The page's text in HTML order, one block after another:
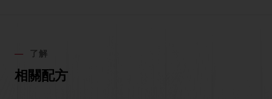
了解
相關配方